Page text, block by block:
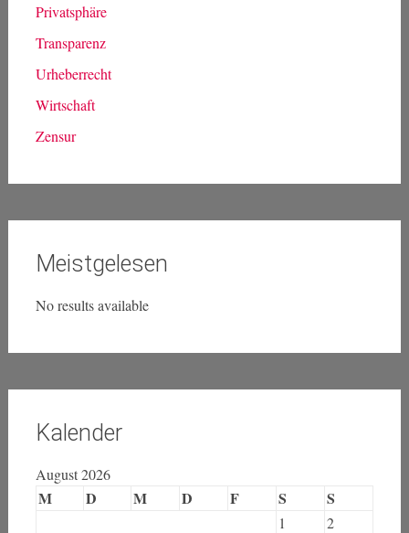
Privatsphäre
Transparenz
Urheberrecht
Wirtschaft
Zensur
Meistgelesen
No results available
Kalender
August 2026
M D M D F S S
1
2